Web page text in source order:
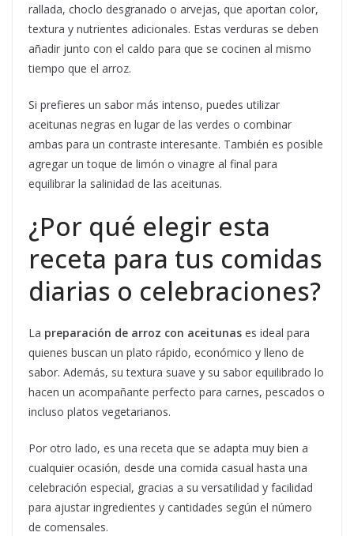
rallada, choclo desgranado o arvejas, que aportan color,
textura y nutrientes adicionales. Estas verduras se deben
añadir junto con el caldo para que se cocinen al mismo
tiempo que el arroz.
Si prefieres un sabor más intenso, puedes utilizar
aceitunas negras en lugar de las verdes o combinar
ambas para un contraste interesante. También es posible
agregar un toque de limón o vinagre al final para
equilibrar la salinidad de las aceitunas.
¿Por qué elegir esta
receta para tus comidas
diarias o celebraciones?
La preparación de arroz con aceitunas es ideal para
quienes buscan un plato rápido, económico y lleno de
sabor. Además, su textura suave y su sabor equilibrado lo
hacen un acompañante perfecto para carnes, pescados o
incluso platos vegetarianos.
Por otro lado, es una receta que se adapta muy bien a
cualquier ocasión, desde una comida casual hasta una
celebración especial, gracias a su versatilidad y facilidad
para ajustar ingredientes y cantidades según el número
de comensales.